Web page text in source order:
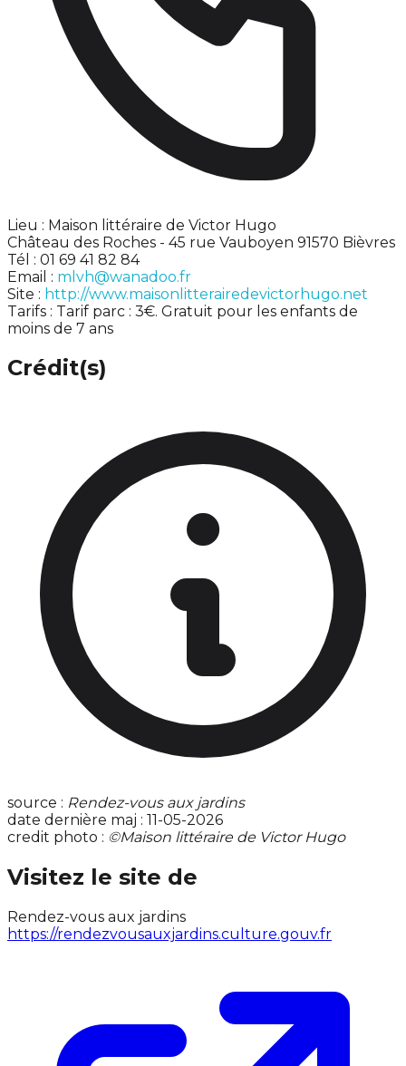
Lieu : Maison littéraire de Victor Hugo
Château des Roches - 45 rue Vauboyen 91570 Bièvres
Tél : 01 69 41 82 84
Email : mlvh@wanadoo.fr
Site : http://www.maisonlitterairedevictorhugo.net
Tarifs : Tarif parc : 3€. Gratuit pour les enfants de
moins de 7 ans
Crédit(s)
source : Rendez-vous aux jardins
date dernière maj : 11-05-2026
credit photo : ©Maison littéraire de Victor Hugo
Visitez le site de
Rendez-vous aux jardins
https://rendezvousauxjardins.culture.gouv.fr